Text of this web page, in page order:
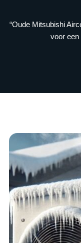
“Oude Mitsubishi
voor een